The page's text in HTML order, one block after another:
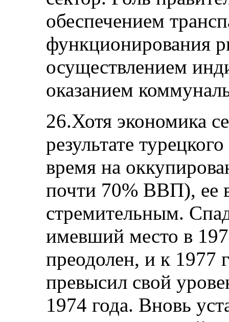
обеспечением
функционирования
осуществлением
оказанием
26.Хотя экономика
результате
время на
почти 70% ВВП), ее
стремительным.
имевший место в
преодолен, и к 1977
превысил свой
1974 года. Вновь